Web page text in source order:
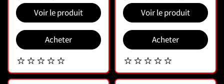
Voir le produit
Acheter
Voir le produit
Acheter